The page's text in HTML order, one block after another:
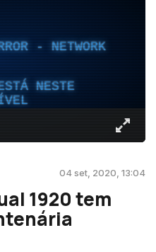
- NETWORK
NESTE
04 set, 2020, 13:04
1920 tem